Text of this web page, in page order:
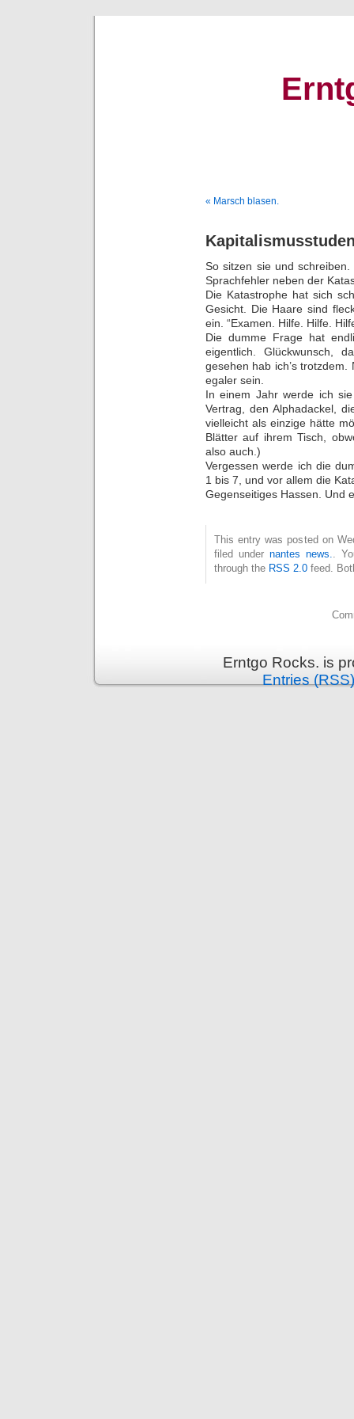
« Marsch blasen.
So sitzen sie und
Sprachfehler neben der
Die Katastrophe hat sich
Gesicht. Die Haare sind
ein. “Examen. Hilfe. Hilfe.
Die dumme Frage hat
eigentlich. Glückwunsch,
gesehen hab ich’s
egaler sein.
In einem Jahr werde ich
Vertrag, den Alphadackel,
vielleicht als einzige hätte
Blätter auf ihrem Tisch,
also auch.)
Vergessen werde ich die
1 bis 7, und vor allem die
Gegenseitiges Hassen. Und
This entry was posted on
filed undernantes news.
.
through the RSS 2.0 feed.
Erntgo Rocks. is
Entries (RSS)